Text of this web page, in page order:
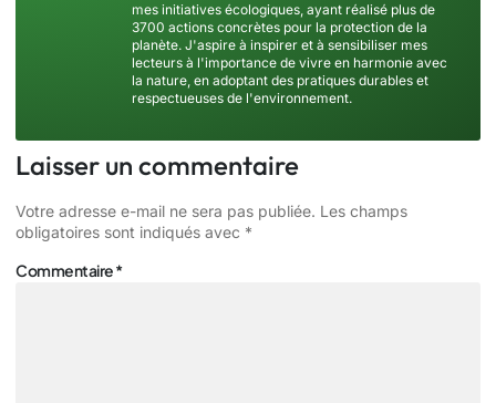
mes initiatives écologiques, ayant réalisé plus de
3700 actions concrètes pour la protection de la
planète. J'aspire à inspirer et à sensibiliser mes
lecteurs à l'importance de vivre en harmonie avec
la nature, en adoptant des pratiques durables et
respectueuses de l'environnement.
Laisser un commentaire
Votre adresse e-mail ne sera pas publiée. Les champs
obligatoires sont indiqués avec *
Commentaire*